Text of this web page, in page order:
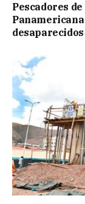
Pescadores